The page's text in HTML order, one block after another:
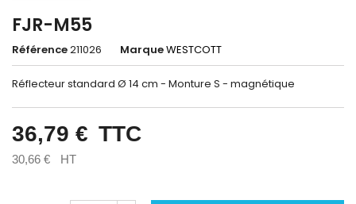
FJR-M55
Référence211026 MarqueWESTCOTT
Réflecteur standard Ø 14 cm - Monture S - magnétique
36,79 € TTC
30,66 € HT